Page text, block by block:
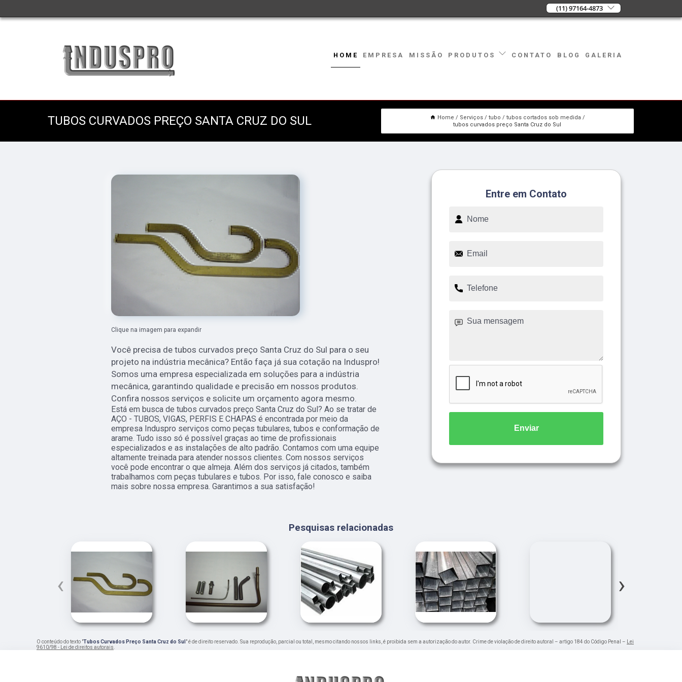
(11) 97164-4873
HOME EMPRESA MISSÃO PRODUTOS CONTATO BLOG GALERIA
TUBOS CURVADOS PREÇO SANTA CRUZ DO SUL Home Serviços tubo
tubos cortados sob medida
tubos curvados preço Santa Cruz do Sul
Clique na imagem para expandir
Você precisa de tubos curvados preço Santa Cruz do Sul para o seu
projeto na indústria mecânica? Então faça já sua cotação na Induspro!
Somos uma empresa especializada em soluções para a indústria
mecânica, garantindo qualidade e precisão em nossos produtos.
Confira nossos serviços e solicite um orçamento agora mesmo.
Está em busca de tubos curvados preço Santa Cruz do Sul? Ao se tratar de
AÇO - TUBOS, VIGAS, PERFIS E CHAPAS é encontrada por meio da
empresa Induspro serviços como peças tubulares, tubos e conformação de
arame. Tudo isso só é possível graças ao time de profissionais
especializados e as instalações de alto padrão. Contamos com uma equipe
altamente treinada para atender nossos clientes. Com nossos serviços
você pode encontrar o que almeja. Além dos serviços já citados, também
trabalhamos com peças tubulares e tubos. Por isso, fale conosco e saiba
mais sobre nossa empresa. Garantimos a sua satisfação!
Entre em Contato
Enviar
Pesquisas relacionadas
‹ ›
O conteúdo do texto "Tubos Curvados Preço Santa Cruz do Sul " é de direito reservado. Sua reprodução, parcial ou total, mesmo citando nossos links, é proibida sem a autorização do autor. Crime de violação de direito autoral – artigo 184 do Código Penal – Lei
9610/98 - Lei de direitos autorais.